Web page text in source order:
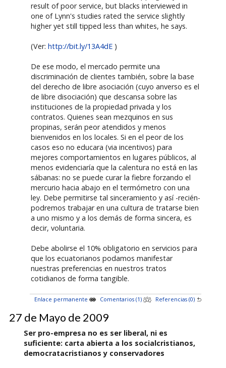
result of poor service, but blacks interviewed in
one of Lynn's studies rated the service slightly
higher yet still tipped less than whites, he says.
(Ver:http://bit.ly/13A4dE )
De ese modo, el mercado permite una
discriminación de clientes también, sobre la base
del derecho de libre asociación (cuyo anverso es el
de libre disociación) que descansa sobre las
instituciones de la propiedad privada y los
contratos. Quienes sean mezquinos en sus
propinas, serán peor atendidos y menos
bienvenidos en los locales. Si en el peor de los
casos eso no educara (via incentivos) para
mejores comportamientos en lugares públicos, al
menos evidenciaría que la calentura no está en las
sábanas: no se puede curar la fiebre forzando el
mercurio hacia abajo en el termómetro con una
ley. Debe permitirse tal sinceramiento y así -recién-
podremos trabajar en una cultura de tratarse bien
a uno mismo y a los demás de forma sincera, es
decir, voluntaria.
Debe abolirse el 10% obligatorio en servicios para
que los ecuatorianos podamos manifestar
nuestras preferencias en nuestros tratos
cotidianos de forma tangible.
Enlace permanente Comentarios (1) Referencias (0)
27 de Mayo de 2009
Ser pro-empresa no es ser liberal, ni es
suficiente: carta abierta a los socialcristianos,
democratacristianos y conservadores